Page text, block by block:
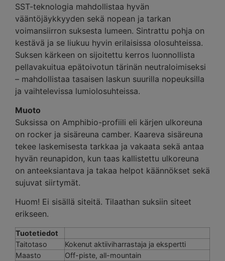
SST-teknologia mahdollistaa hyvän
vääntöjäykkyyden sekä nopean ja tarkan
voimansiirron suksesta lumeen. Sintrattu pohja on
kestävä ja se liukuu hyvin erilaisissa olosuhteissa.
Suksen kärkeen on sijoitettu kerros luonnollista
pellavakuitua epätoivotun tärinän neutraloimiseksi
– mahdollistaa tasaisen laskun suurilla nopeuksilla
ja vaihtelevissa lumiolosuhteissa.
Muoto
Suksissa on Amphibio-profiili eli kärjen ulkoreuna
on rocker ja sisäreuna camber. Kaareva sisäreuna
tekee laskemisesta tarkkaa ja vakaata sekä antaa
hyvän reunapidon, kun taas kallistettu ulkoreuna
on anteeksiantava ja takaa helpot käännökset sekä
sujuvat siirtymät.
Huom! Ei sisällä siteitä. Tilaathan suksiin siteet
erikseen.
Tuotetiedot
Taitotaso
Kokenut aktiiviharrastaja ja ekspertti
Maasto
Off-piste, all-mountain